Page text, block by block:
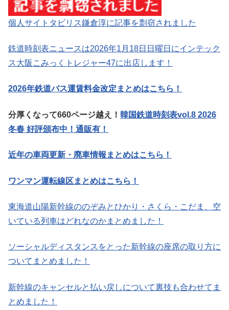
個人サイトタビリス鎌倉淳に記事を剽窃されました
鉄道時刻表ニュースは2026年1月18日日曜日にインテック
ス大阪こみっくトレジャー47に出店します！
2026年鉄道バス運賃料金改定まとめはこちら！
分厚くなって660ページ越え！ 韓国鉄道時刻表vol.8 2026
冬春 好評頒布中！通販有！
近年の車両更新・廃車情報まとめはこちら！
ワンマン運転線区まとめはこちら！
東海道山陽新幹線ののぞみとひかり・さくら・こだま、空
いている列車はどれなのかまとめました！
ソーシャルディスタンスをとった新幹線の座席の取り方に
ついてまとめました！
新幹線のキャンセルと払い戻しについて裏技も合わせてま
とめました！